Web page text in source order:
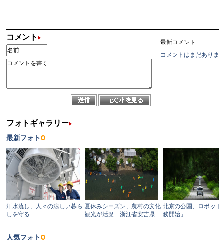
コメント
最新コメント
コメントはまだあり